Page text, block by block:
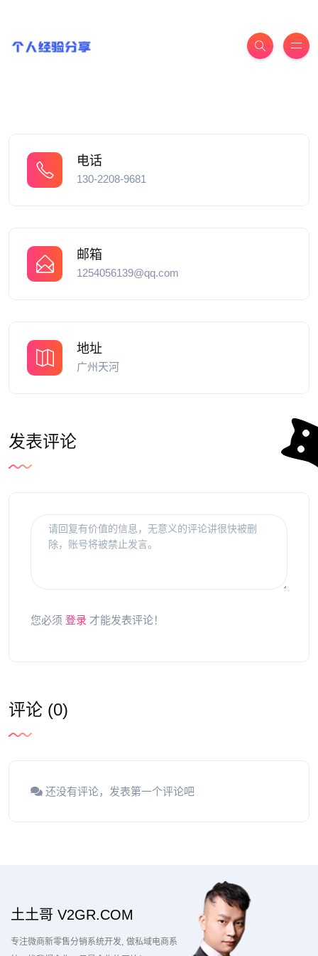
电话
130-2208-9681
邮箱
1254056139@qq.com
地址
广州天河
发表评论
您必须 登录 才能发表评论！
评论 (0)
还没有评论，发表第一个评论吧
土土哥 V2GR.COM
专注微商新零售分销系统开发 做私域电商系